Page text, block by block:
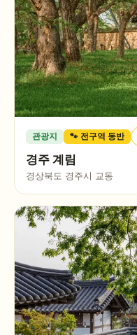
관광지 🐾 전구역 동반
경주 계림
경상북도 경주시 교동